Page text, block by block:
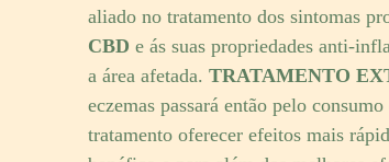
aliado no tratamento dos sintomas
CBD e ás suas propriedades anti-
a área afetada. TRATAMENTO
eczemas passará então pelo
tratamento oferecer efeitos mais